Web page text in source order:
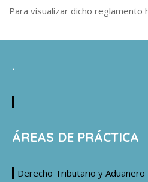
Para visualizar dicho reglamento
.
ÁREAS DE PRÁCTICA
Derecho Tributario y Aduanero